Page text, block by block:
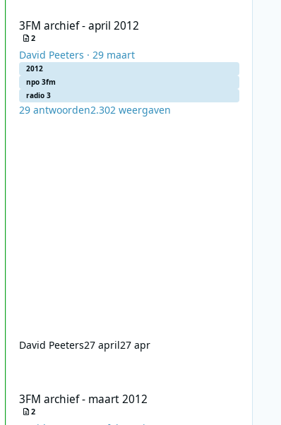
3FM archief - april 2012
2
David Peeters · 29 maart
2012
npo 3fm
radio 3
29 antwoorden2.302 weergaven
David Peeters27 april27 apr
3FM archief - maart 2012
2